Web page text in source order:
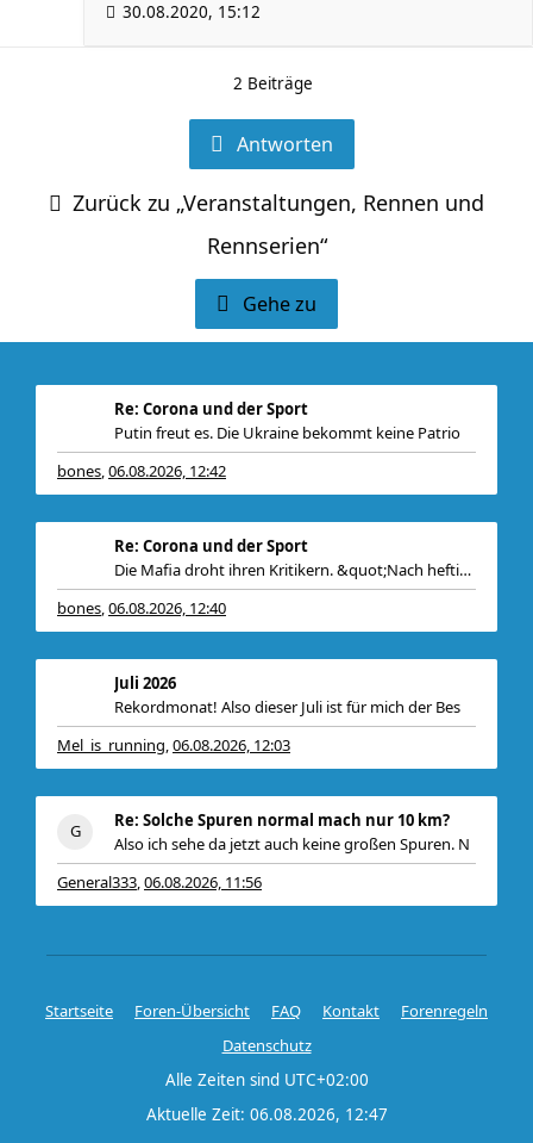
30.08.2020, 15:12
2 Beiträge
Antworten
Zurück zu „Veranstaltungen, Rennen und
Rennserien“
Gehe zu
Re: Corona und der Sport
Putin freut es. Die Ukraine bekommt keine Patrio
bones,06.08.2026, 12:42
Re: Corona und der Sport
Die Mafia droht ihren Kritikern. &quot;Nach heftiger K
bones,06.08.2026, 12:40
Juli 2026
Rekordmonat! Also dieser Juli ist für mich der Bes
Mel_is_running,06.08.2026, 12:03
Re: Solche Spuren normal mach nur 10 km?
Also ich sehe da jetzt auch keine großen Spuren. N
General333,06.08.2026, 11:56
Startseite Foren-Übersicht FAQ Kontakt
Forenregeln
Datenschutz
Alle Zeiten sind UTC+02:00
Aktuelle Zeit: 06.08.2026, 12:47